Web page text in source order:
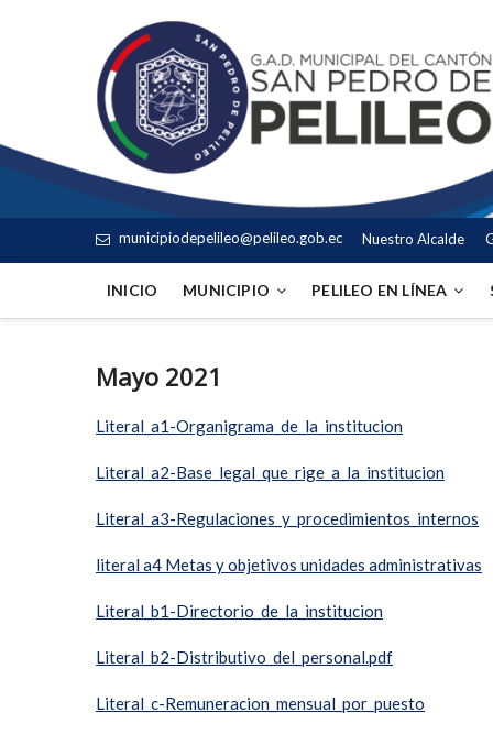
municipiodepelileo@pelileo.gob.ec Nuestro Alcalde
INICIO MUNICIPIO PELILEO EN LÍNEA
Mayo 2021
Literal_a1-Organigrama_de_la_institucion
Literal_a2-Base_legal_que_rige_a_la_institucion
Literal_a3-Regulaciones_y_procedimientos_internos
literal a4 Metas y objetivos unidades administrativas
Literal_b1-Directorio_de_la_institucion
Literal_b2-Distributivo_del_personal.pdf
Literal_c-Remuneracion_mensual_por_puesto